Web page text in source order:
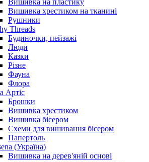
Вишивка хрестиком на тканині
Рушники
Threads
Будиночки, пейзажі
Люди
Казки
Різне
Фауна
Флора
Артіс
Брошки
Вишивка хрестиком
Вишивка бісером
Схеми для вишивання бісером
Папертоль
(Україна)
Вишивка на дерев'яній основі